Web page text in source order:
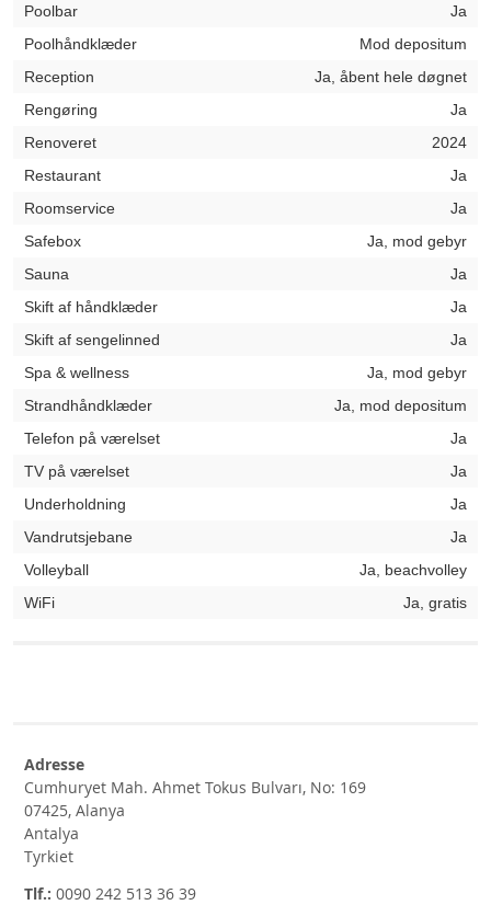
Poolbar
Ja
Poolhåndklæder
Mod depositum
Reception
Ja, åbent hele døgnet
Rengøring
Ja
Renoveret
2024
Restaurant
Ja
Roomservice
Ja
Safebox
Ja, mod gebyr
Sauna
Ja
Skift af håndklæder
Ja
Skift af sengelinned
Ja
Spa & wellness
Ja, mod gebyr
Strandhåndklæder
Ja, mod depositum
Telefon på værelset
Ja
TV på værelset
Ja
Underholdning
Ja
Vandrutsjebane
Ja
Volleyball
Ja, beachvolley
WiFi
Ja, gratis
Adresse
Cumhuryet Mah. Ahmet Tokus Bulvarı, No: 169
07425, Alanya
Antalya
Tyrkiet
Tlf.: 0090 242 513 36 39